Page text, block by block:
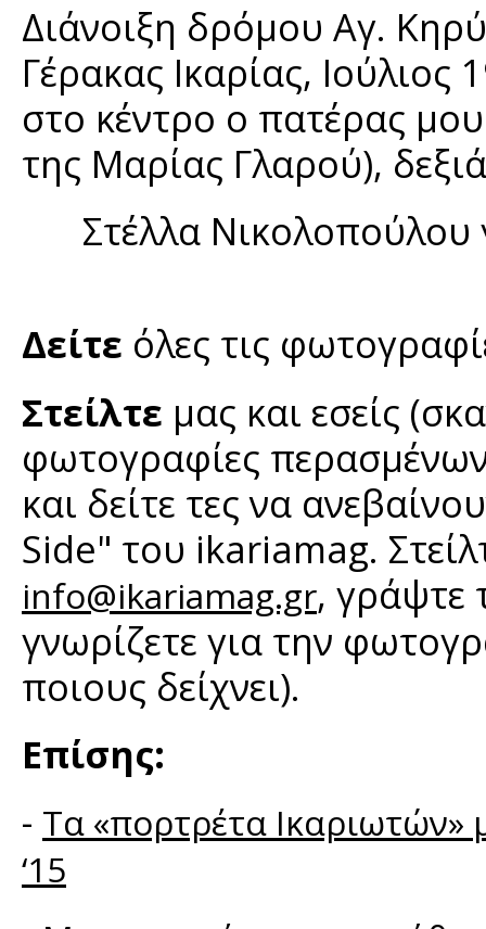
Διάνοιξη δρόμου Αγ.
Γέρακας Ικαρίας,
στο κέντρο ο πατέρας
της Μαρίας Γλαρού),
Στέλλα Νικολοπούλου
Δείτε όλες τις
Στείλτε μας και εσείς
φωτογραφίες
και δείτε τες να
Side" του ikariamag.
info@ikariamag.gr, γράψτε
γνωρίζετε για την
ποιους δείχνει).
Επίσης:
- Τα «πορτρέτα Ικαριωτών»
‘15